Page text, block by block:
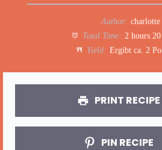
Author: charlotte
Total Time: 2 hours
Yield: Ergibt ca. 2
PRINT RECIPE
PIN RECIPE